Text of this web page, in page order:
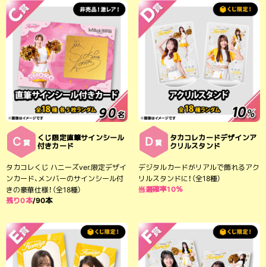
C 賞
くじ限定直筆サインシール
付きカード
タカコレくじ ハニーズver.限定デザイ
ンカード、メンバーのサインシール付
きの豪華仕様！（全18種）
残り0本/90本
D 賞
タカコレカードデザインア
クリルスタンド
デジタルカードがリアルで飾れるアク
リルスタンドに！（全18種）
当選確率10％